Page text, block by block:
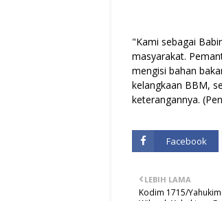
"Kami sebagai
masyarakat.
mengisi bahan
kelangkaan BBM,
keterangannya.
Facebook
LEBIH LAMA
Kodim 1715/